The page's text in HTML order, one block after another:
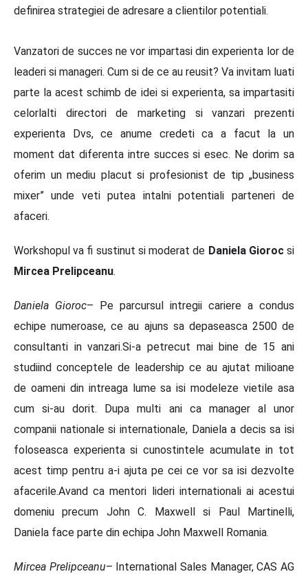
definirea strategiei de adresare a clientilor potentiali.
Vanzatori de succes ne vor impartasi din experienta lor de
leaderi si manageri. Cum si de ce au reusit? Va invitam luati
parte la acest schimb de idei si experienta, sa impartasiti
celorlalti directori de marketing si vanzari prezenti
experienta Dvs, ce anume credeti ca a facut la un
moment dat diferenta intre succes si esec. Ne dorim sa
oferim un mediu placut si profesionist de tip „business
mixer” unde veti putea intalni potentiali parteneri de
afaceri.
Workshopul va fi sustinut si moderat de Daniela Giorocsi
Mircea Prelipceanu.
Daniela Gioroc– Pe parcursul intregii cariere a condus
echipe numeroase, ce au ajuns sa depaseasca 2500 de
consultanti in vanzari.Si-a petrecut mai bine de 15 ani
studiind conceptele de leadership ce au ajutat milioane
de oameni din intreaga lume sa isi modeleze vietile asa
cum si-au dorit. Dupa multi ani ca manager al unor
companii nationale si internationale, Daniela a decis sa isi
foloseasca experienta si cunostintele acumulate in tot
acest timp pentru a-i ajuta pe cei ce vor sa isi dezvolte
afacerile.Avand ca mentori lideri internationali ai acestui
domeniu precum John C. Maxwell si Paul Martinelli,
Daniela face parte din echipa John Maxwell Romania.
Mircea Prelipceanu– International Sales Manager, CAS AG